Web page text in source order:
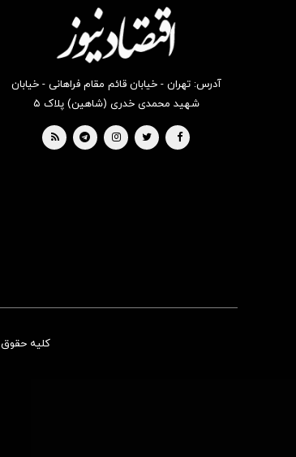
آدرس: تهران - خیابان قائم مقام فراهانی - خیابان
شهید محمدی خدری (شاهین) پلاک ۵
کلیه حقوق